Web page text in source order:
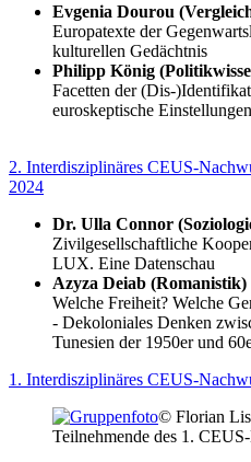
Evgenia Dourou
Europatexte der
kulturellen Gedächtnis
Philipp König
Facetten der (Dis-
euroskeptische
2. Interdisziplinäres CEUS-
2024
Dr. Ulla Connor
Zivilgesellschaftliche
LUX. Eine Datenschau
Azyza Deiab (Romanistik)
Welche Freiheit? Welche
- Dekoloniales Denken
Tunesien der 1950er und
1. Interdisziplinäres CEUS-
© Florian
Teilnehmende des 1.